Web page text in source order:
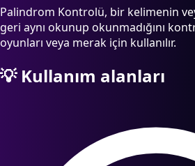
Palindrom Kontrolü, bir kelimenin
geri aynı okunup okunmadığını
oyunları veya merak için kullanılır.
💡Kullanım alanları